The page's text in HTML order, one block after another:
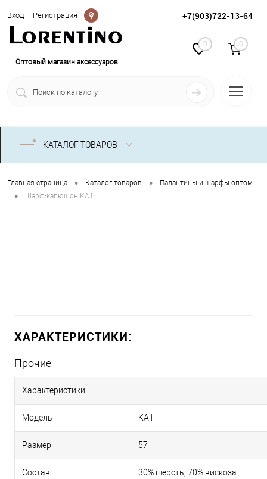
Вход Регистрация
Определение +7(903)722-13-64
0 0
Оптовый магазин аксессуаров
КАТАЛОГ ТОВАРОВ
Главная страница • Каталог товаров • Палантины и шарфы оптом
• Шарф-капюшон KA1
ХАРАКТЕРИСТИКИ:
Прочие
Характеристики
Модель KA1
Размер 57
Состав 30% шерсть, 70% вискоза